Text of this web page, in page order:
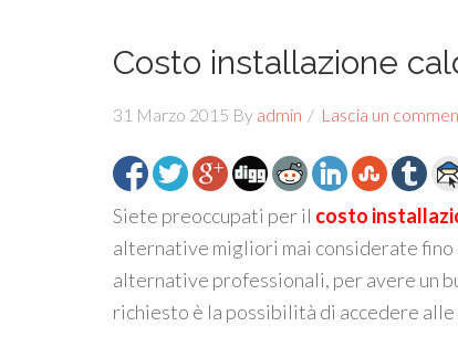
Costo installazione
31 Marzo 2015 By admin Lascia un
Siete preoccupati per il costo
alternative migliori mai considerate fino
alternative professionali, per avere un
richiesto è la possibilità di accedere